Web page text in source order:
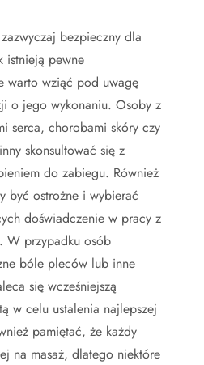
bezpieczny dla
istnieją pewne
warto wziąć pod uwagę
o jego wykonaniu. Osoby z
serca, chorobami skóry czy
skonsultować się z
do zabiegu. Również
być ostrożne i wybierać
doświadczenie w pracy z
W przypadku osób
bóle pleców lub inne
się wcześniejszą
w celu ustalenia najlepszej
pamiętać, że każdy
na masaż, dlatego niektóre